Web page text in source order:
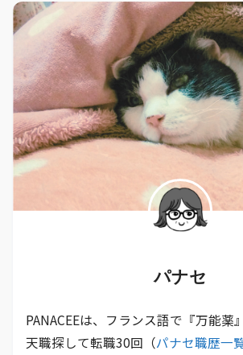
パナセ
PANACEEは、フランス語で『万能薬
天職探して転職30回（パナセ職歴一